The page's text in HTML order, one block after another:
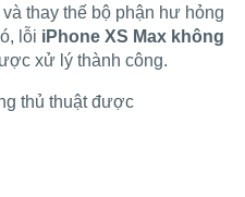
thay thế bộ phận hư hỏng
lỗi iPhone XS Max không
xử lý thành công.
thủ thuật được